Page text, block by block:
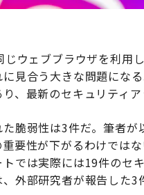
ウェブブラウザを利用
に見合う大きな問題にな
、最新のセキュリティ
脆弱性は3件だ。筆者
要性が下がるわけでは
では実際には19件のセ
外部研究者が報告した3